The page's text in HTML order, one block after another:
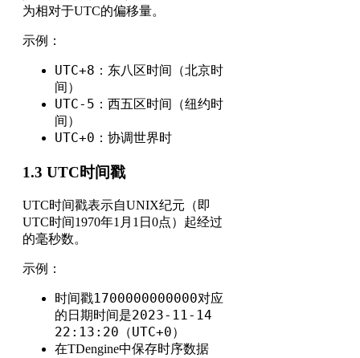
为相对于UTC的偏移量。
示例：
UTC+8 ：东八区时间（北京时
间）
UTC-5 ：西五区时间（纽约时
间）
UTC+0 ：协调世界时
1.3 UTC时间戳
UTC时间戳表示自UNIX纪元（即
UTC时间1970年1月1日0点）起经过
的毫秒数。
示例：
时间戳1700000000000对应
的日期时间是2023-11-14
22:13:20（UTC+0）
在TDengine中保存时序数据